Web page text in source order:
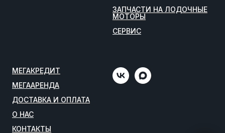
ЗАПЧАСТИ НА ЛОДОЧНЫЕ
МОТОРЫ
СЕРВИС
МЕГАКРЕДИТ
МЕГААРЕНДА
ДОСТАВКА И ОПЛАТА
О НАС
КОНТАКТЫ